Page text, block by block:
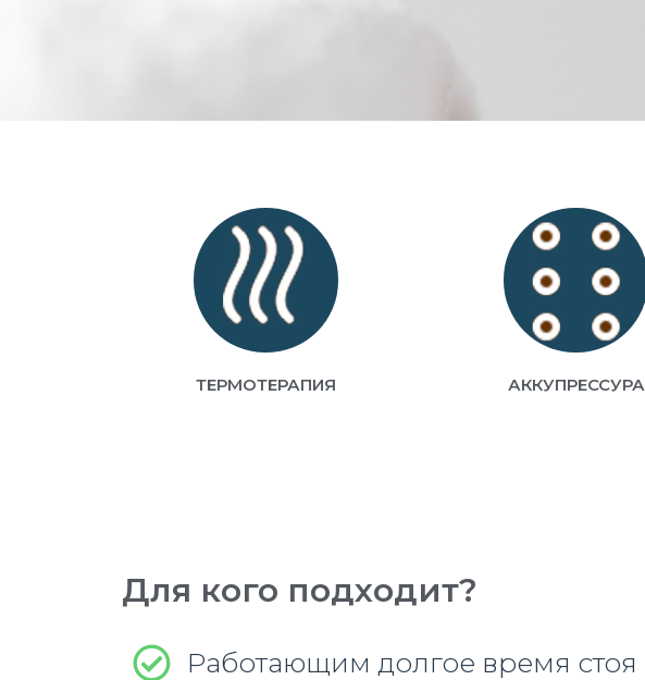
ТЕРМОТЕРАПИЯ АККУПРЕССУРА
Для кого подходит?
Работающим долгое время стоя